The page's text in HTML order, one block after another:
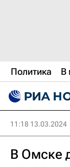
Политика В
11:18 13.03.2024
В Омске